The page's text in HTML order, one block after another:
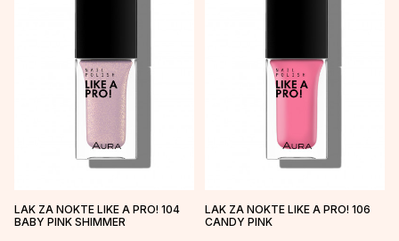
LAK ZA NOKTE LIKE A PRO! 104
BABY PINK SHIMMER
LAK ZA NOKTE LIKE A PRO! 106
CANDY PINK